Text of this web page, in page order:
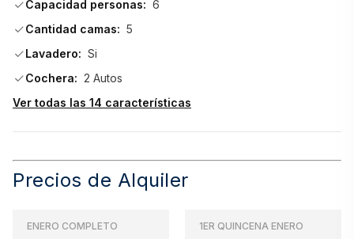
Capacidad personas: 6
Cantidad camas: 5
Lavadero: Si
Cochera: 2 Autos
Ver todas las 14 características
Precios de Alquiler
ENERO COMPLETO 1ER QUINCENA ENERO